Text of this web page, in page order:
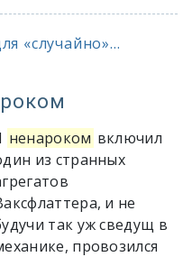
«случайно»...
ненароком включил
из странных
и не
так уж сведущ в
провозился